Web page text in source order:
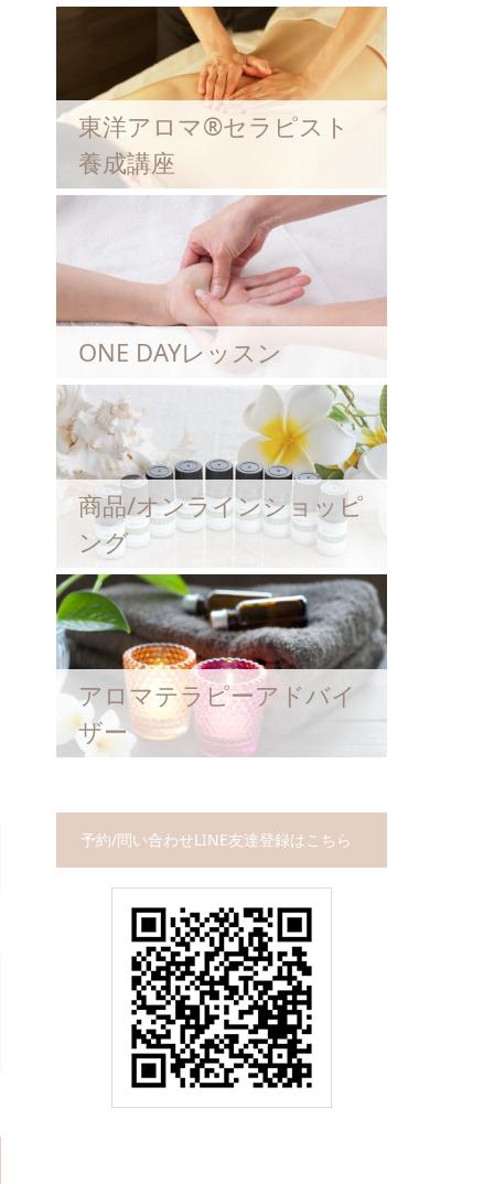
東洋アロマ®セラピスト
養成講座
ONE DAYレッスン
商品/オンラインショッピ
ング
アロマテラピーアドバイ
ザー
予約/問い合わせLINE友達登録はこちら